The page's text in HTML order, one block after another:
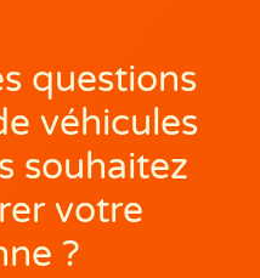
questions
véhicules
souhaitez
votre
?